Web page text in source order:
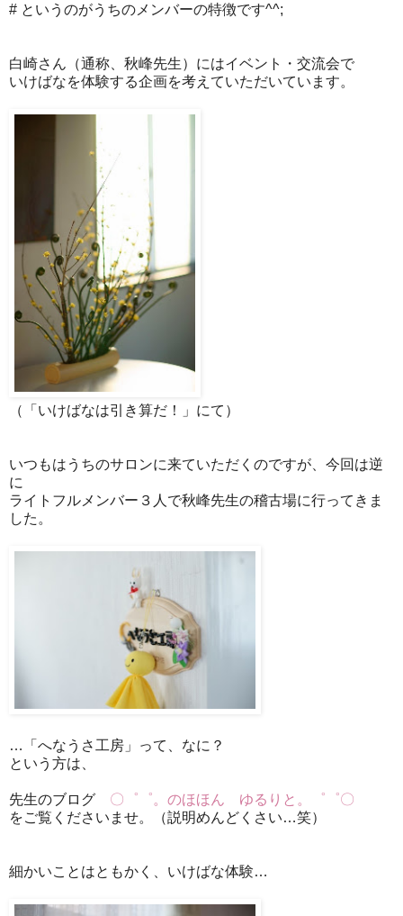
# というのがうちのメンバーの特徴です^^;
白崎さん（通称、秋峰先生）にはイベント・交流会で
いけばなを体験する企画を考えていただいています。
（「いけばなは引き算だ！」にて）
いつもはうちのサロンに来ていただくのですが、今回は逆
に
ライトフルメンバー３人で秋峰先生の稽古場に行ってきま
した。
…「へなうさ工房」って、なに？
という方は、
先生のブログ 〇゜゜。のほほん ゆるりと。゜゜〇
をご覧くださいませ。（説明めんどくさい…笑）
細かいことはともかく、いけばな体験…